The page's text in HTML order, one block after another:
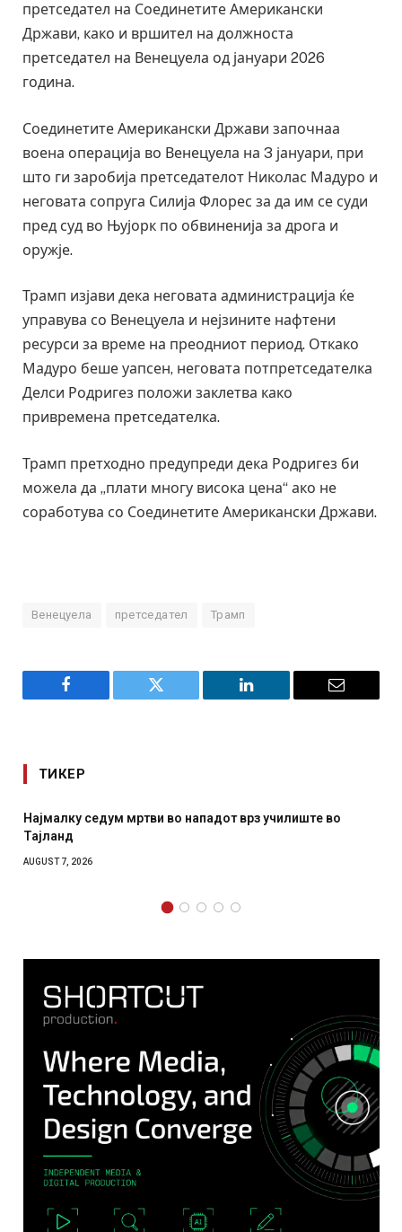
претседател на Соединетите Американски
Држави, како и вршител на должноста
претседател на Венецуела од јануари 2026
година.
Соединетите Американски Држави започнаа
воена операција во Венецуела на 3 јануари, при
што ги заробија претседателот Николас Мадуро и
неговата сопруга Силија Флорес за да им се суди
пред суд во Њујорк по обвиненија за дрога и
оружје.
Трамп изјави дека неговата администрација ќе
управува со Венецуела и нејзините нафтени
ресурси за време на преодниот период. Откако
Мадуро беше уапсен, неговата потпретседателка
Делси Родригез положи заклетва како
привремена претседателка.
Трамп претходно предупреди дека Родригез би
можела да „плати многу висока цена“ ако не
соработува со Соединетите Американски Држави.
Венецуела претседател Трамп
Facebook Twitter LinkedIn Email
ТИКЕР
во нападот врз училиште во
СОЗИС: Украинците